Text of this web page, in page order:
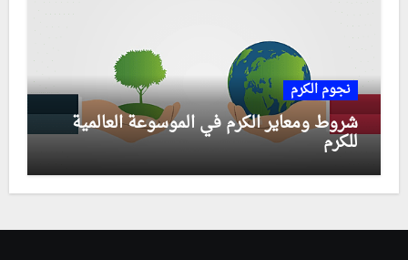
نجوم الكرم
شروط ومعاير الكرم في الموسوعة العالمية
للكرم